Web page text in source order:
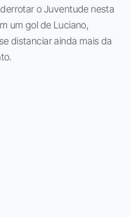
o Juventude nesta
um gol de Luciano,
distanciar ainda mais da